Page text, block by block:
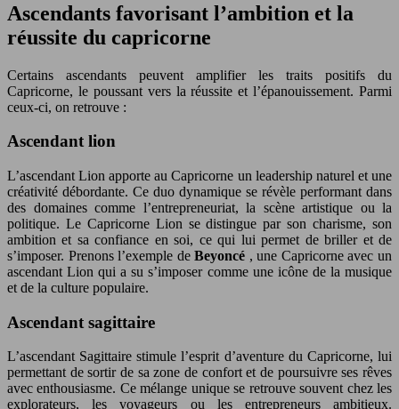
Ascendants favorisant l’ambition et la
réussite du capricorne
Certains ascendants peuvent amplifier les traits positifs du
Capricorne, le poussant vers la réussite et l’épanouissement. Parmi
ceux-ci, on retrouve :
Ascendant lion
L’ascendant Lion apporte au Capricorne un leadership naturel et une
créativité débordante. Ce duo dynamique se révèle performant dans
des domaines comme l’entrepreneuriat, la scène artistique ou la
politique. Le Capricorne Lion se distingue par son charisme, son
ambition et sa confiance en soi, ce qui lui permet de briller et de
s’imposer. Prenons l’exemple deBeyoncé , une Capricorne avec un
ascendant Lion qui a su s’imposer comme une icône de la musique
et de la culture populaire.
Ascendant sagittaire
L’ascendant Sagittaire stimule l’esprit d’aventure du Capricorne, lui
permettant de sortir de sa zone de confort et de poursuivre ses rêves
avec enthousiasme. Ce mélange unique se retrouve souvent chez les
explorateurs, les voyageurs ou les entrepreneurs ambitieux.